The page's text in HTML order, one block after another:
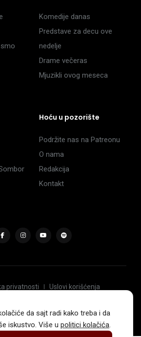
da sajt radi kako treba i da
iskustvo. Više u politici kolačića.
Komedije danas
Predstave za decu ove
nedelje
Drame večeras
Mjuzikli ovog meseca
Hoću u pozorište
Podržite nas na Patreonu
O nama
Redakcija
Kontakt
privatnosti
Uslovi korišćenja